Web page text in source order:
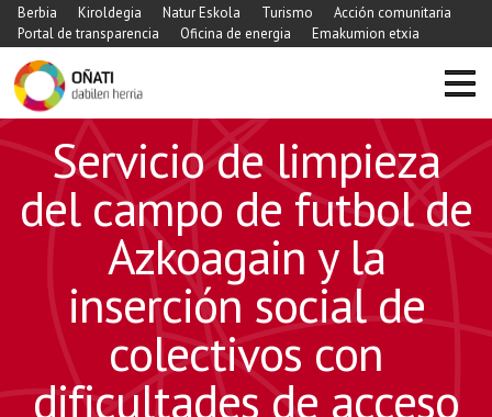
Berbia Kiroldegia Natur Eskola Turismo
Acción comunitaria
Portal de transparencia
Oficina de energia Emakumion etxia
Servicio de limpieza
del campo de futbol de
Azkoagain y la
inserción social de
colectivos con
dificultades de acceso